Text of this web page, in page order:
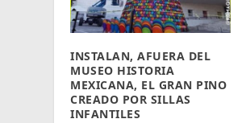
INSTALAN, AFUERA DEL
MUSEO HISTORIA
MEXICANA, EL GRAN PINO
CREADO POR SILLAS
INFANTILES